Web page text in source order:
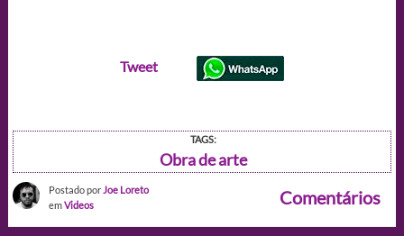
Tweet
TAGS:
Obra de arte
Postado por Joe Loreto
emVideos Comentários